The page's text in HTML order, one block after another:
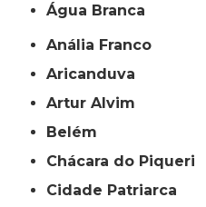
Água Branca
Anália Franco
Aricanduva
Artur Alvim
Belém
Chácara do Piqueri
Cidade Patriarca